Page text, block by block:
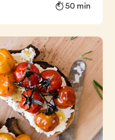
50 min